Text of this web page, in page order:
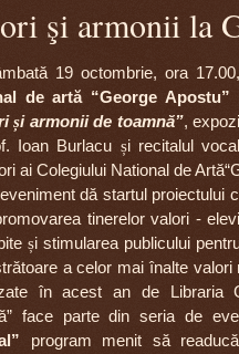
şi armonii la
19 octombrie, ora 17.00,
de artă “George
și armonii de toamnă”,
Ioan Burlacu și recitalul
ai Colegiului National de
dă startul proiectului
tinerelor valori -
și stimularea publicului
a celor mai înalte valori
în acest an de Libraria
face parte din seria de
program menit să